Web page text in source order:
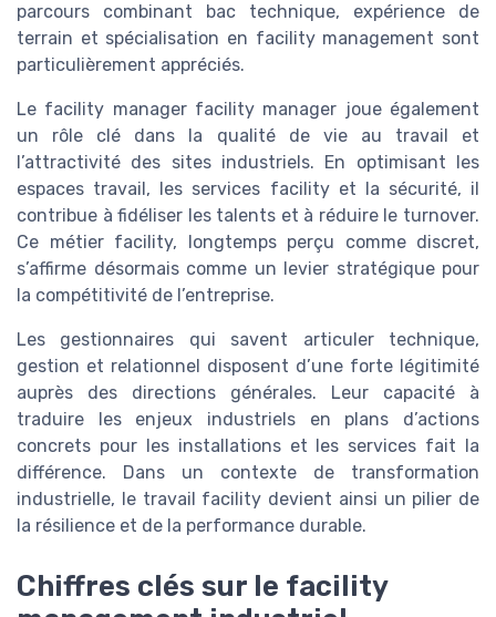
parcours combinant bac technique, expérience de
terrain et spécialisation en facility management sont
particulièrement appréciés.
Le facility manager facility manager joue également
un rôle clé dans la qualité de vie au travail et
l’attractivité des sites industriels. En optimisant les
espaces travail, les services facility et la sécurité, il
contribue à fidéliser les talents et à réduire le turnover.
Ce métier facility, longtemps perçu comme discret,
s’affirme désormais comme un levier stratégique pour
la compétitivité de l’entreprise.
Les gestionnaires qui savent articuler technique,
gestion et relationnel disposent d’une forte légitimité
auprès des directions générales. Leur capacité à
traduire les enjeux industriels en plans d’actions
concrets pour les installations et les services fait la
différence. Dans un contexte de transformation
industrielle, le travail facility devient ainsi un pilier de
la résilience et de la performance durable.
Chiffres clés sur le facility